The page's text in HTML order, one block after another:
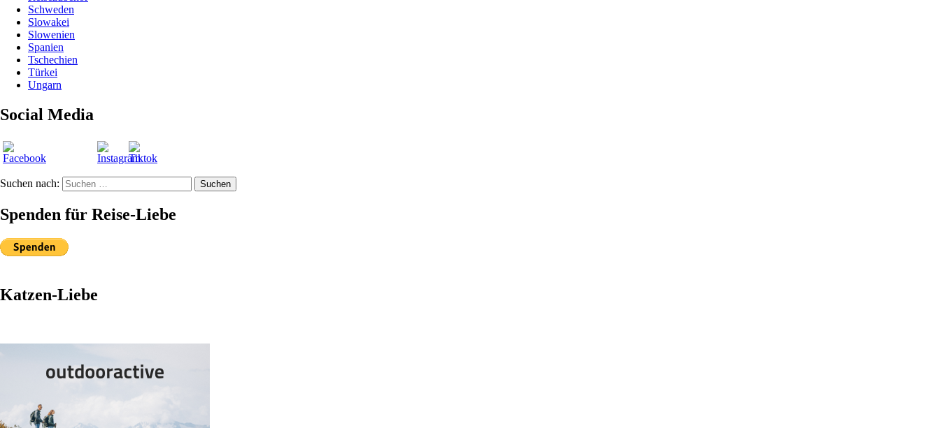
Schweden
Slowakei
Slowenien
Spanien
Tschechien
Türkei
Ungarn
Social Media
Suchen nach: Suchen
Spenden für Reise-Liebe
Katzen-Liebe